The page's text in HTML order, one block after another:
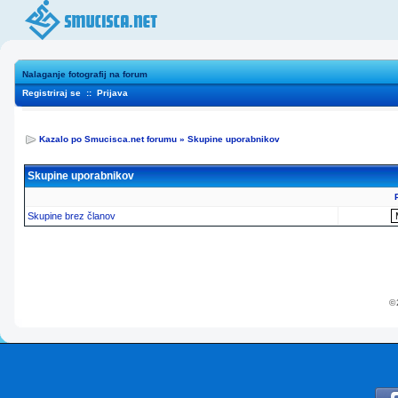
Nalaganje fotografij na forum
Registriraj se :: Prijava
Kazalo po Smucisca.net forumu » Skupine uporabnikov
Skupine uporabnikov
Skupine brez članov
©